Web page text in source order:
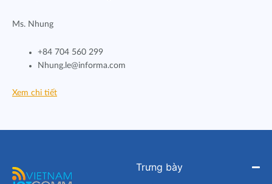
Ms. Nhung
+84 704 560 299
Nhung.le@informa.com
Xem chi tiết
Trưng bày